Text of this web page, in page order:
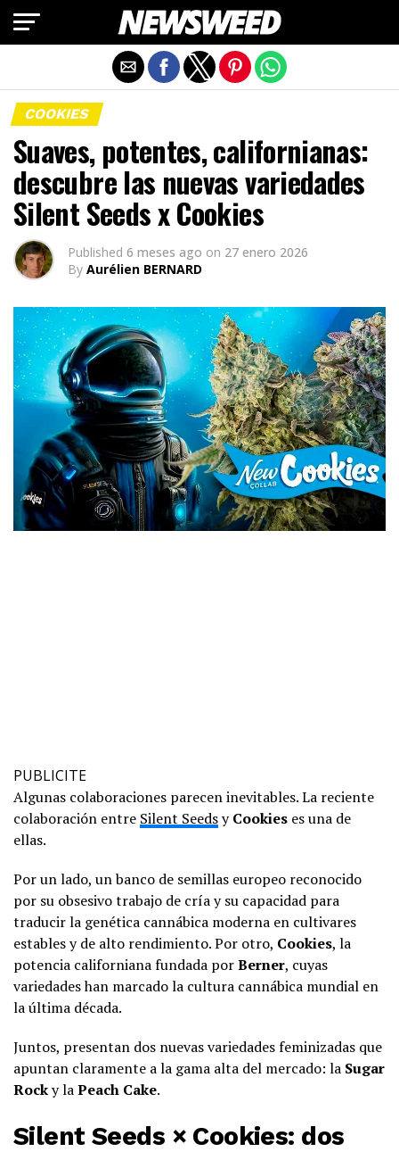
COOKIES
Suaves, potentes, californianas:
descubre las nuevas variedades
Silent Seeds x Cookies
Published 6 meses ago on 27 enero 2026
By Aurélien BERNARD
PUBLICITE
Algunas colaboraciones parecen inevitables. La reciente
colaboración entre Silent SeedsyCookies es una de
ellas.
Por un lado, un banco de semillas europeo reconocido
por su obsesivo trabajo de cría y su capacidad para
traducir la genética cannábica moderna en cultivares
estables y de alto rendimiento. Por otro, Cookies, la
potencia californiana fundada porBerner, cuyas
variedades han marcado la cultura cannábica mundial en
la última década.
Juntos, presentan dos nuevas variedades feminizadas que
apuntan claramente a la gama alta del mercado: la Sugar
Rocky laPeach Cake.
Silent Seeds × Cookies: dos
Salir de la versión móvil